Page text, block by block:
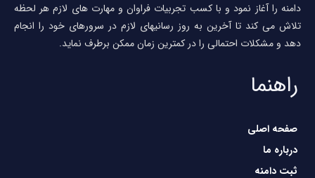
را آغاز نمود و با کسب تجربیات فراوان و مهارت های لازم هر لحظه
می کند تا آخرین به روز رسانیهای لازم در سرورهای خود را انجام
و مشکلات احتمالی را در کمترین زمان ممکن برطرف نماید.
راهنما
صفحه اصلی
درباره ما
ثبت دامنه